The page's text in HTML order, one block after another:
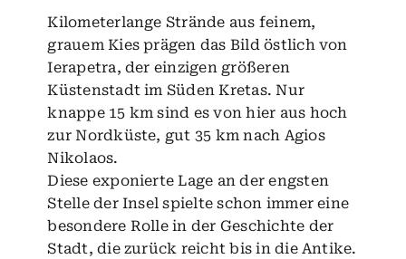
Kilometerlange Strände aus feinem,
grauem Kies prägen das Bild östlich von
Ierapetra, der einzigen größeren
Küstenstadt im Süden Kretas. Nur
knappe 15 km sind es von hier aus hoch
zur Nordküste, gut 35 km nach Agios
Nikolaos.
Diese exponierte Lage an der engsten
Stelle der Insel spielte schon immer eine
besondere Rolle in der Geschichte der
Stadt, die zurück reicht bis in die Antike.